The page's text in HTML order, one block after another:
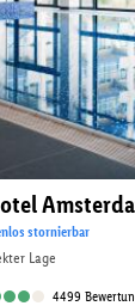
stornierbar
Lage
4499